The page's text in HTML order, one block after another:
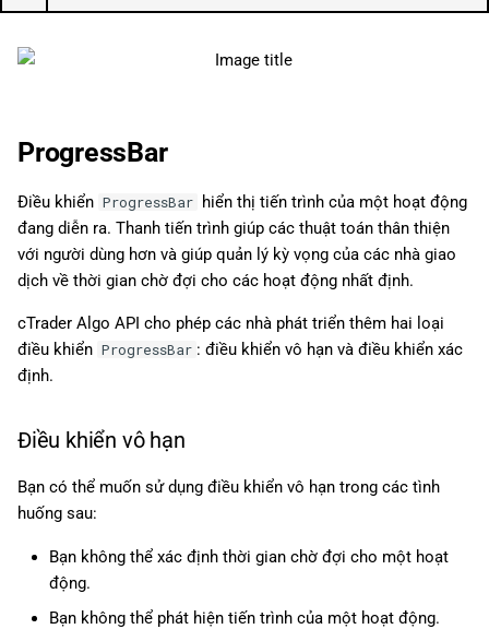
ProgressBar
Điều khiển ProgressBar
hiển thị tiến trình của một hoạt động
đang diễn ra. Thanh tiến trình giúp các thuật toán thân thiện
với người dùng hơn và giúp quản lý kỳ vọng của các nhà giao
dịch về thời gian chờ đợi cho các hoạt động nhất định.
cTrader Algo API cho phép các nhà phát triển thêm hai loại
điều khiển ProgressBar : điều khiển vô hạn và điều khiển xác
định.
Điều khiển vô hạn
Bạn có thể muốn sử dụng điều khiển vô hạn trong các tình
huống sau:
Bạn không thể xác định thời gian chờ đợi cho một hoạt
động.
Bạn không thể phát hiện tiến trình của một hoạt động.